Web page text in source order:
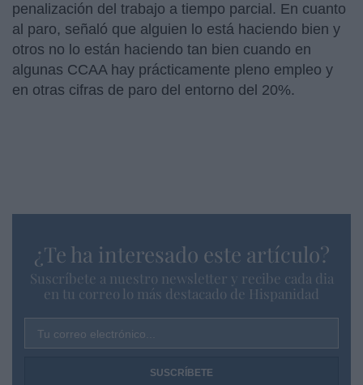
penalización del trabajo a tiempo parcial. En cuanto
al paro, señaló que alguien lo está haciendo bien y
otros no lo están haciendo tan bien cuando en
algunas CCAA hay prácticamente pleno empleo y
en otras cifras de paro del entorno del 20%.
¿Te ha interesado este artículo?
Suscríbete a nuestro newsletter y recibe cada dia
en tu correo lo más destacado de Hispanidad
Tu correo electrónico...